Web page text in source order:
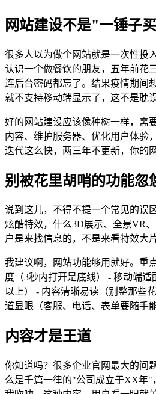
网站建设不是"一锤子
很多人以为做个网站就是一次性投
认识一个做餐饮的朋友，五年前花
连后台密码都忘了。结果疫情期间
就不支持移动端显示了，这不是耽
好的网站建设应该像种树一样，需
内容、维护服务器、优化用户体验
迭代这么快，两三年不更新，你的
别被花里胡哨的功能忽
说到这儿，不得不提一个常见的误
炫酷特效，什么3D展示、全景VR
户是来找信息的，不是来看特效大片
我建议啊，网站功能够用就好。重
度（3秒内打开是底线） - 移动端
以上） - 内容清晰易读（别整那些
道显眼（客服、电话、表单要随手
内容才是王道
你知道吗？很多企业官网最大的问
么是千篇一律的"公司成立于XX年"